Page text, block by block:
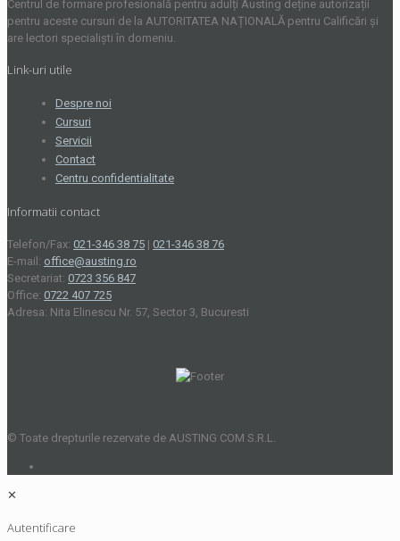
Centrul de formare profesională pentru adulți Austing deține autorizații
pentru aceste cursuri de la AUTORITATEA NAȚIONALĂ pentru Calificări și
are lectori specialiști în domeniu.
Link-uri utile
Despre noi
Cursuri
Servicii
Contact
Centru confidentialitate
Informatii contact
Telefon/Fax: 021-346 38 75 | 021-346 38 76
E-mail: office@austing.ro
Secretariat: 0723 356 847
Office: 0722 407 725
Adresa: Nita Elinescu Nr. 57, Sector 3, Bucuresti
© Toate drepturile rezervate de AUSTING COM S.R.L.
✕
Autentificare